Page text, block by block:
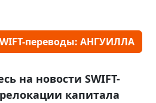
переводы: АНГУИЛЛА
на новости SWIFT-
капитала